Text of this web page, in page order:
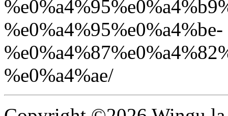
%e0%a4%95%e0%a4%be-
%e0%a4%ae/